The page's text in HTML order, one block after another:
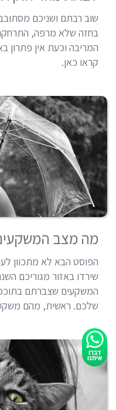
שוב רבתם ושניכם
בחזה שלא מרפה,
המריבה וכעת אין פתרון
קראו כאן.
מה מצב
הפוסט הבא לא מתכוון
שירדו באזור מגוריכם
המשקעים שצברתם
שלכם. ראשית, מהם